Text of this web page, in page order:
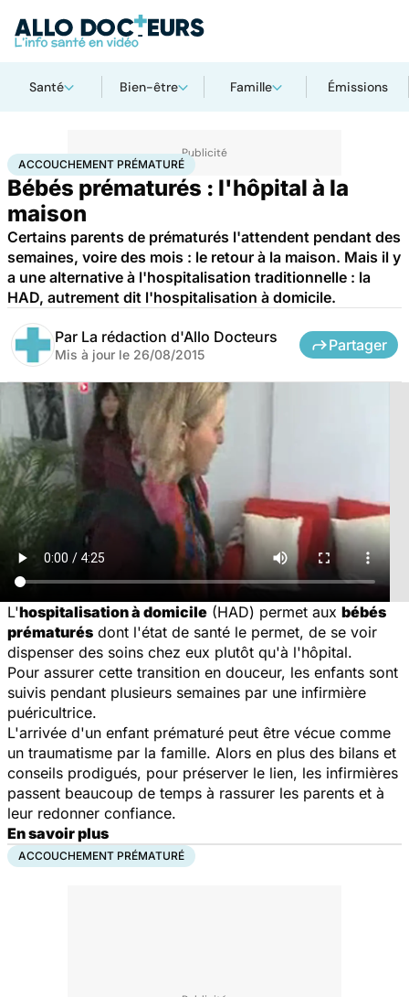
Santé Bien-être Famille Émissions
AccueilFamilleGrossesseAccouchement prématuré
ACCOUCHEMENT PRÉMATURÉ
Bébés prématurés : l'hôpital à la
maison
Certains parents de prématurés l'attendent pendant des
semaines, voire des mois : le retour à la maison. Mais il y
a une alternative à l'hospitalisation traditionnelle : la
HAD, autrement dit l'hospitalisation à domicile.
Par La rédaction d'Allo Docteurs
Mis à jour le 26/08/2015
Partager
L'hospitalisation à domicile (HAD) permet aux bébés
prématurés dont l'état de santé le permet, de se voir
dispenser des soins chez eux plutôt qu'à l'hôpital.
Pour assurer cette transition en douceur, les enfants sont
suivis pendant plusieurs semaines par une infirmière
puéricultrice.
L'arrivée d'un enfant prématuré peut être vécue comme
un traumatisme par la famille. Alors en plus des bilans et
conseils prodigués, pour préserver le lien, les infirmières
passent beaucoup de temps à rassurer les parents et à
leur redonner confiance.
En savoir plus
ACCOUCHEMENT PRÉMATURÉ